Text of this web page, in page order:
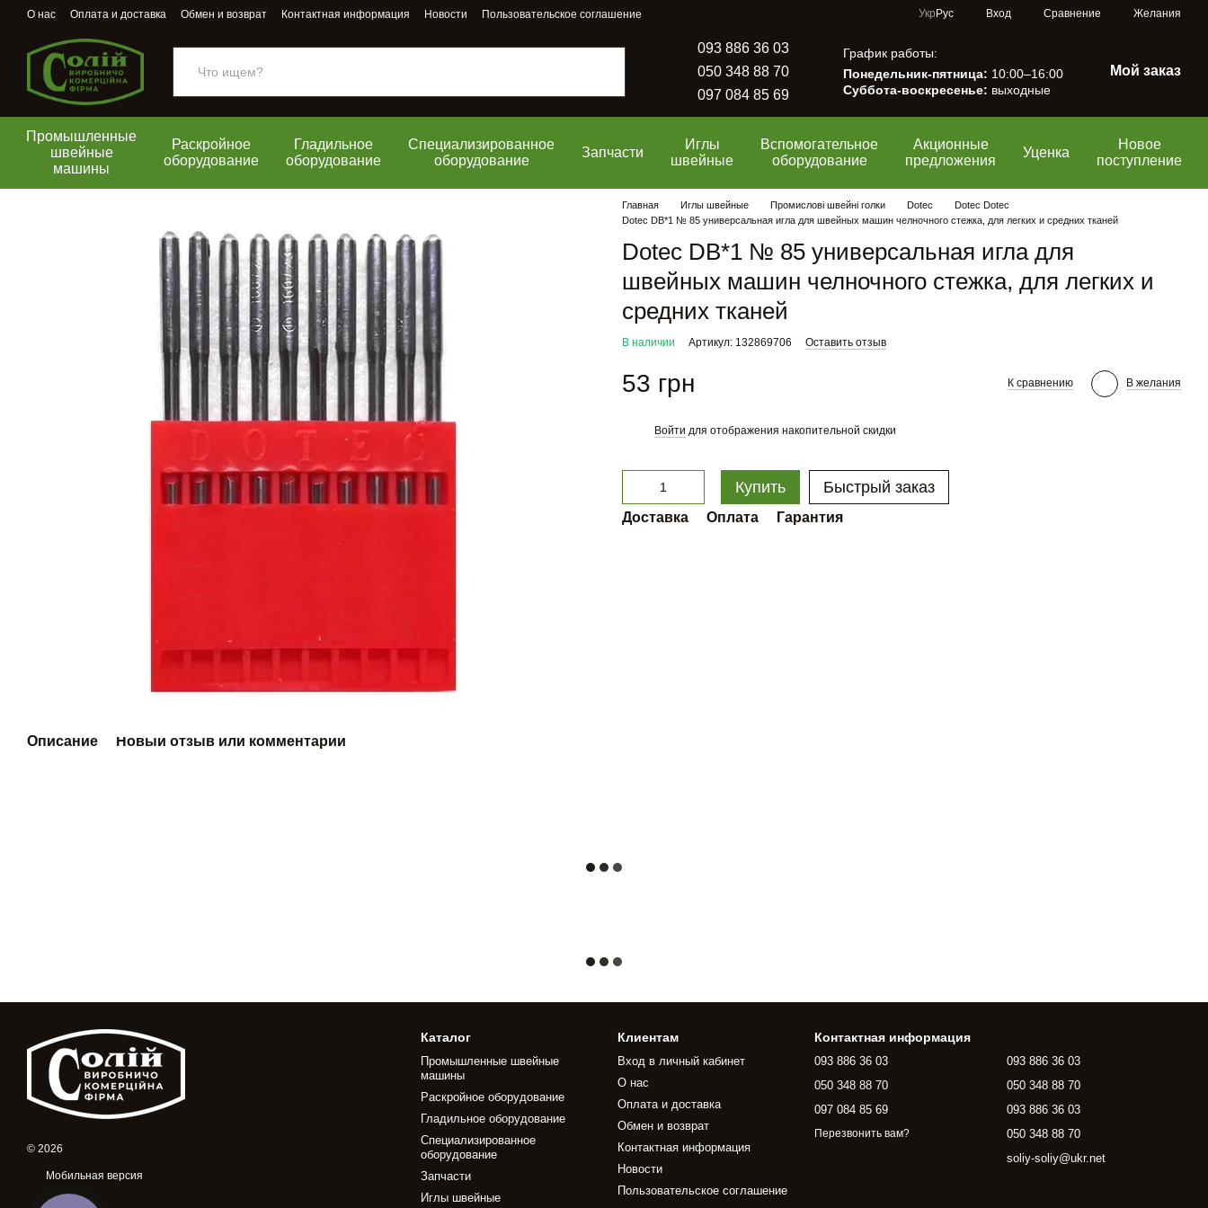
Перейти к основному контенту
О нас Оплата и доставка Обмен и возврат Контактная информация Новости Пользовательское соглашение Укр Рус Вход Сравнение Желания
093 886 36 03
050 348 88 70
097 084 85 69
График работы:
Понедельник-пятница: 10:00–16:00
Суббота-воскресенье: выходные
Мой заказ
Промышленные
швейные
машины
Раскройное
оборудование
Гладильное
оборудование
Специализированное
оборудование
Запчасти
Иглы
швейные
Вспомогательное
оборудование
Акционные
предложения
Уценка
Новое
поступление
Описание Новый отзыв или комментарий
Главная Иглы швейные Промислові швейні голки Dotec
Dotec Dotec
Dotec DB*1 № 85 универсальная игла для швейных машин челночного стежка, для легких и средних тканей
Dotec DB*1 № 85 универсальная игла для
швейных машин челночного стежка, для легких и
средних тканей
В наличии Артикул: 132869706 Оставить отзыв
53 грн К сравнению В желания
Войти для отображения накопительной скидки
Купить Быстрый заказ
Доставка Оплата Гарантия
© 2026
Мобильная версия
Каталог
Промышленные швейные
машины
Раскройное оборудование
Гладильное оборудование
Специализированное
оборудование
Запчасти
Иглы швейные
Клиентам
Вход в личный кабинет
О нас
Оплата и доставка
Обмен и возврат
Контактная информация
Новости
Пользовательское соглашение
Контактная информация
093 886 36 03
050 348 88 70
097 084 85 69
Перезвонить вам?
093 886 36 03
050 348 88 70
093 886 36 03
050 348 88 70
soliy-soliy@ukr.net